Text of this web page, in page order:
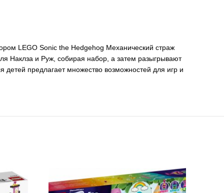
LEGO Sonic the Hedgehog Механический страж
Наклза и Руж, собирая набор, а затем разыгрывают
предлагает множество возможностей для игр и